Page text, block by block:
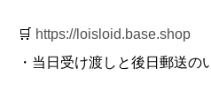
🛒 https://loisloid.base.shop
・当日受け渡しと後日郵送の